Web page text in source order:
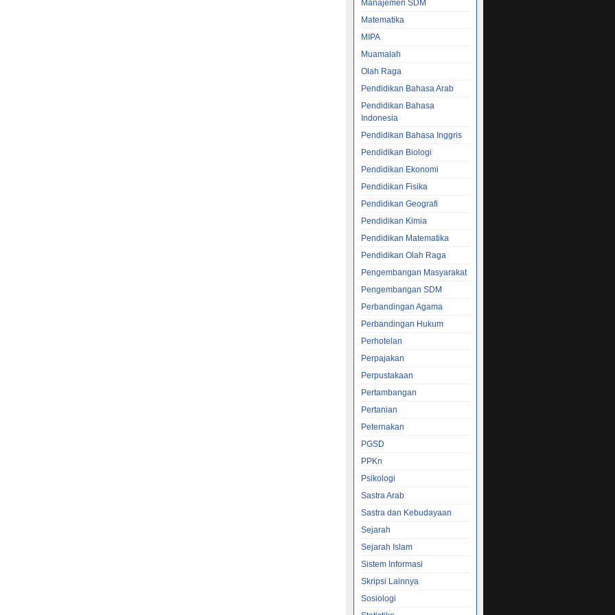
Manajemen SDM
Matematika
MIPA
Muamalah
Olah Raga
Pendidikan Bahasa Arab
Pendidikan Bahasa
Indonesia
Pendidikan Bahasa Inggris
Pendidikan Biologi
Pendidikan Ekonomi
Pendidikan Fisika
Pendidikan Geografi
Pendidikan Kimia
Pendidikan Matematika
Pendidikan Olah Raga
Pengembangan Masyarakat
Pengembangan SDM
Perbandingan Agama
Perbandingan Hukum
Perhotelan
Perpajakan
Perpustakaan
Pertambangan
Pertanian
Peternakan
PGSD
PPKn
Psikologi
Sastra Arab
Sastra dan Kebudayaan
Sejarah
Sejarah Islam
Sistem Informasi
Skripsi Lainnya
Sosiologi